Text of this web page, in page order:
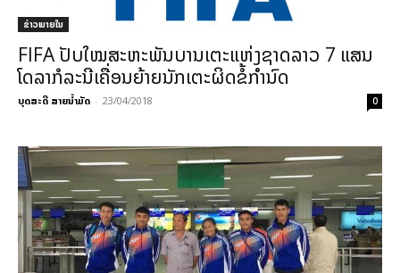
ຂ່າວພາຍ​ໃນ
FIFA ປັບໃໝສະຫະພັນບານເຕະແຫ່ງຊາດລາວ 7 ແສນ
ໂດລາກໍລະນີເຄື່ອນຍ້າຍນັກເຕະຜິດຂໍ້ກຳນົດ
ບຸດສະດີ ສາຍນ້ຳມັດ - 23/04/2018 0